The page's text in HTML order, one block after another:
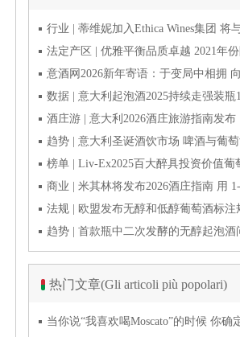
热门文章(Gli articoli più popolari)